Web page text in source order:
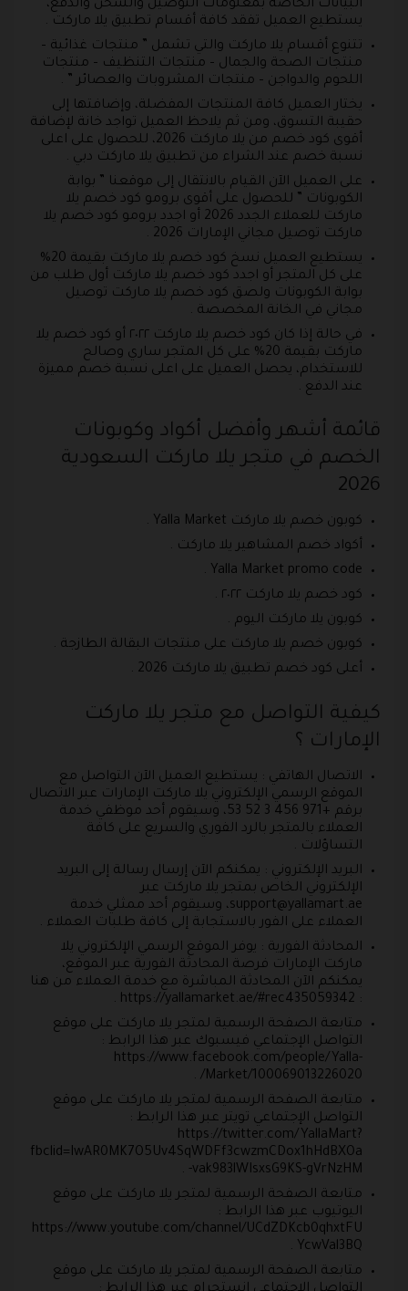
البيانات الخاصة بمعلومات التوصيل والشحن والدفع،
يستطيع العميل تفقد كافة أقسام تطبيق يلا ماركت .
تتنوع أقسام يلا ماركت والتي تشمل ” منتجات غذائية –
منتجات الصحة والجمال – منتجات التنظيف – منتجات
اللحوم والدواجن – منتجات المشروبات والعصائر ” .
يختار العميل كافة المنتجات المفضلة، وإضافتها إلى
حقيبة التسوق، ومن ثم يلاحظ العميل تواجد خانة لإضافة
أقوى كود خصم من يلا ماركت 2026، للحصول على اعلى
نسبة خصم عند الشراء من تطبيق يلا ماركت دبي .
على العميل الآن القيام بالانتقال إلى موقعنا ” بوابة
الكوبونات ” للحصول على أقوى برومو كود خصم يلا
ماركت للعملاء الجدد 2026 أو اجدد برومو كود خصم يلا
ماركت توصيل مجاني الإمارات 2026 .
يستطيع العميل نسخ كود خصم يلا ماركت بقيمة 20%
على كل المتجر أو اجدد كود خصم يلا ماركت أول طلب من
بوابة الكوبونات ولصق كود خصم يلا ماركت توصيل
مجاني في الخانة المخصصة .
في حالة إذا كان كود خصم يلا ماركت ٢٠٢٢ أو كود خصم يلا
ماركت بقيمة 20% على كل المتجر ساري وصالح
للاستخدام، يحصل العميل على اعلى نسبة خصم مميزة
عند الدفع .
قائمة أشهر وأفضل أكواد وكوبونات
الخصم في متجر يلا ماركت السعودية
2026
كوبون خصم يلا ماركت Yalla Market .
أكواد خصم المشاهير يلا ماركت .
Yalla Market promo code .
كود خصم يلا ماركت ٢٠٢٢ .
كوبون يلا ماركت اليوم .
كوبون خصم يلا ماركت على منتجات البقالة الطازجة .
أعلى كود خصم تطبيق يلا ماركت 2026 .
كيفية التواصل مع متجر يلا ماركت
الإمارات ؟
الاتصال الهاتفي : يستطيع العميل الآن التواصل مع
الموقع الرسمي الإلكتروني يلا ماركت الإمارات عبر الاتصال
برقم +971 456 3 52 53، وسيقوم أحد موظفي خدمة
العملاء بالمتجر بالرد الفوري والسريع على كافة
التساؤلات .
البريد الإلكتروني : يمكنكم الآن إرسال رسالة إلى البريد
الإلكتروني الخاص بمتجر يلا ماركت عبر
support@yallamart.ae، وسيقوم أحد ممثلي خدمة
العملاء على الفور بالاستجابة إلى كافة طلبات العملاء .
المحادثة الفورية : يوفر الموقع الرسمي الإلكتروني يلا
ماركت الإمارات فرصة المحادثة الفورية عبر الموقع،
يمكنكم الآن المحادثة المباشرة مع خدمة العملاء من هنا
: https://yallamarket.ae/#rec435059342 .
متابعة الصفحة الرسمية لمتجر يلا ماركت على موقع
التواصل الإجتماعي فيسبوك عبر هذا الرابط :
https://www.facebook.com/people/Yalla-
Market/100069013226020/ .
متابعة الصفحة الرسمية لمتجر يلا ماركت على موقع
التواصل الإجتماعي تويتر عبر هذا الرابط :
https://twitter.com/YallaMart?
fbclid=IwAR0MK7O5Uv4SqWDFf3cwzmCDox1hHdBXOa
-vak983lWIsxsG9KS-gVrNzHM .
متابعة الصفحة الرسمية لمتجر يلا ماركت على موقع
اليوتيوب عبر هذا الرابط :
https://www.youtube.com/channel/UCdZDKcb0qhxtFU
YcwVal3BQ .
متابعة الصفحة الرسمية لمتجر يلا ماركت على موقع